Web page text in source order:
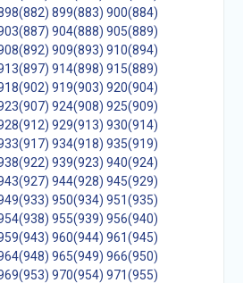
899(883) 900(884)
904(888) 905(889)
909(893) 910(894)
914(898) 915(889)
919(903) 920(904)
924(908) 925(909)
929(913) 930(914)
934(918) 935(919)
939(923) 940(924)
944(928) 945(929)
950(934) 951(935)
955(939) 956(940)
960(944) 961(945)
965(949) 966(950)
970(954) 971(955)